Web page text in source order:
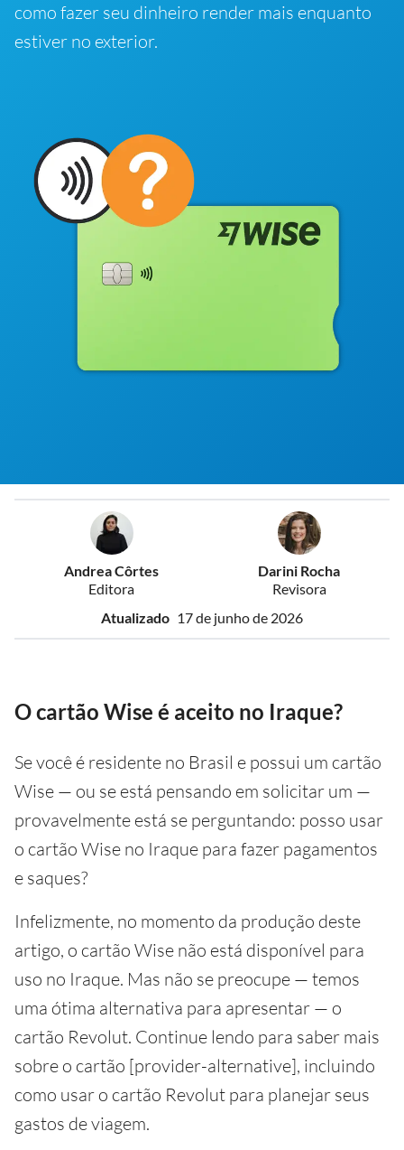
como fazer seu dinheiro render mais enquanto
estiver no exterior.
Andrea Côrtes
Editora
Darini Rocha
Revisora
Atualizado 17 de junho de 2026
O cartão Wise é aceito no Iraque?
Se você é residente no Brasil e possui um cartão
Wise — ou se está pensando em solicitar um —
provavelmente está se perguntando: posso usar
o cartão Wise no Iraque para fazer pagamentos
e saques?
Infelizmente, no momento da produção deste
artigo, o cartão Wise não está disponível para
uso no Iraque. Mas não se preocupe — temos
uma ótima alternativa para apresentar — o
cartão Revolut. Continue lendo para saber mais
sobre o cartão [provider-alternative], incluindo
como usar o cartão Revolut para planejar seus
gastos de viagem.